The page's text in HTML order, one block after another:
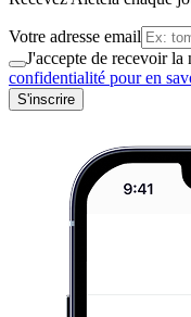
Votre adresse email
J'accepte de recevoir
confidentialité pour en
S'inscrire